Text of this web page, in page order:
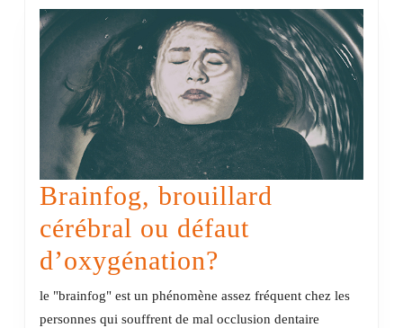
Brainfog, brouillard
cérébral ou défaut
d’oxygénation?
brouillard
le "brainfog" est un phénomène assez fréquent chez les
personnes qui souffrent de mal occlusion dentaire